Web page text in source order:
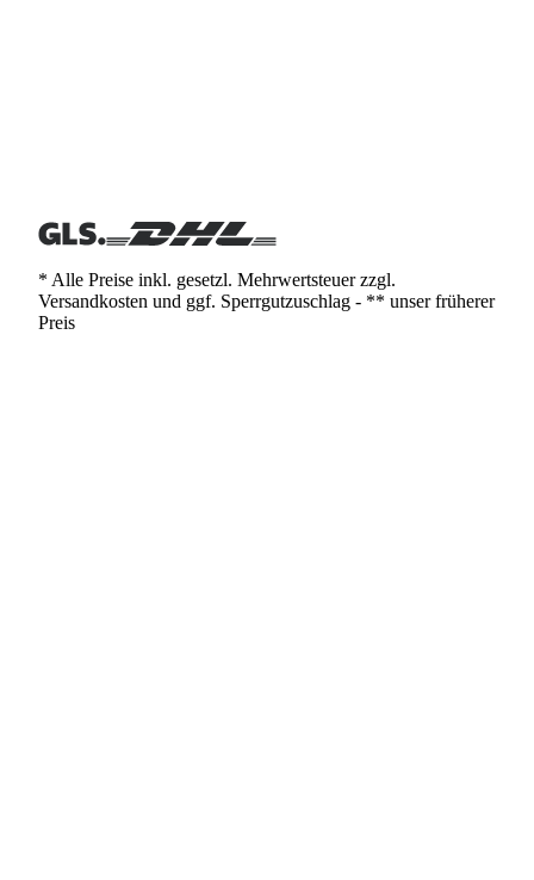
* Alle Preise inkl. gesetzl. Mehrwertsteuer zzgl.
Versandkosten und ggf. Sperrgutzuschlag - ** unser früherer
Preis